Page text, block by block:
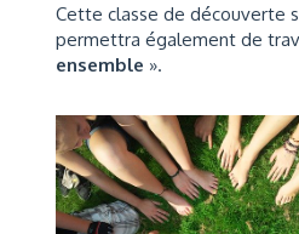
Cette classe de découverte
permettra également de
ensemble ».